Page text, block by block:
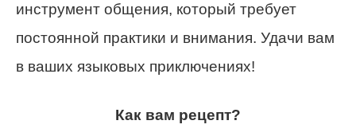
инструмент общения, который требует
постоянной практики и внимания. Удачи вам
в ваших языковых приключениях!
Как вам рецепт?